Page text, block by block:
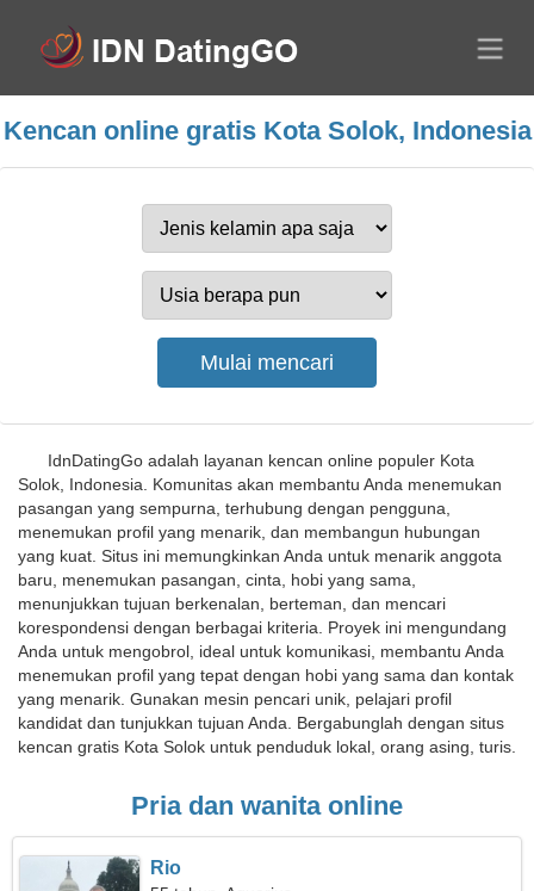
Kencan online gratis Kota Solok, Indonesia
IdnDatingGo adalah layanan kencan online populer Kota
Solok, Indonesia. Komunitas akan membantu Anda menemukan
pasangan yang sempurna, terhubung dengan pengguna,
menemukan profil yang menarik, dan membangun hubungan
yang kuat. Situs ini memungkinkan Anda untuk menarik anggota
baru, menemukan pasangan, cinta, hobi yang sama,
menunjukkan tujuan berkenalan, berteman, dan mencari
korespondensi dengan berbagai kriteria. Proyek ini mengundang
Anda untuk mengobrol, ideal untuk komunikasi, membantu Anda
menemukan profil yang tepat dengan hobi yang sama dan kontak
yang menarik. Gunakan mesin pencari unik, pelajari profil
kandidat dan tunjukkan tujuan Anda. Bergabunglah dengan situs
kencan gratis Kota Solok untuk penduduk lokal, orang asing, turis.
Pria dan wanita online
Rio